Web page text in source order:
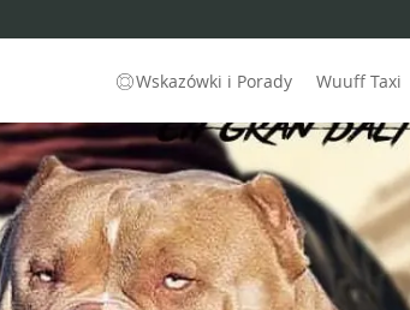
Wskazówki i Porady Wuuff Taxi